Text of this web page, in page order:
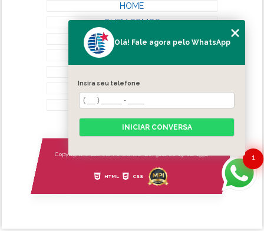
HOME
QUEM SOMOS
SERVIÇOS
CATEGORIAS
MAPA DO SITE
Copyright © Estrela Persianas. (Lei 9610 de 19/02/1998)
HTML CSS
1
Olá! Fale agora pelo WhatsApp
Insira seu telefone
INICIAR CONVERSA